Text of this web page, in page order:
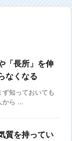
「長所」を伸
なくなる
知っておいても
から ...
質を持ってい